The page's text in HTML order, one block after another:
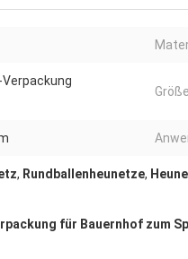
, Rundballenheunetze,
für Bauernhof zum